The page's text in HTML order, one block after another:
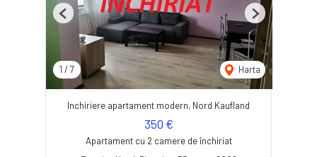
1 / 7 Harta
Previous Next
Inchiriere apartament modern, Nord Kaufland
350 €
Apartament cu 2 camere de închiriat